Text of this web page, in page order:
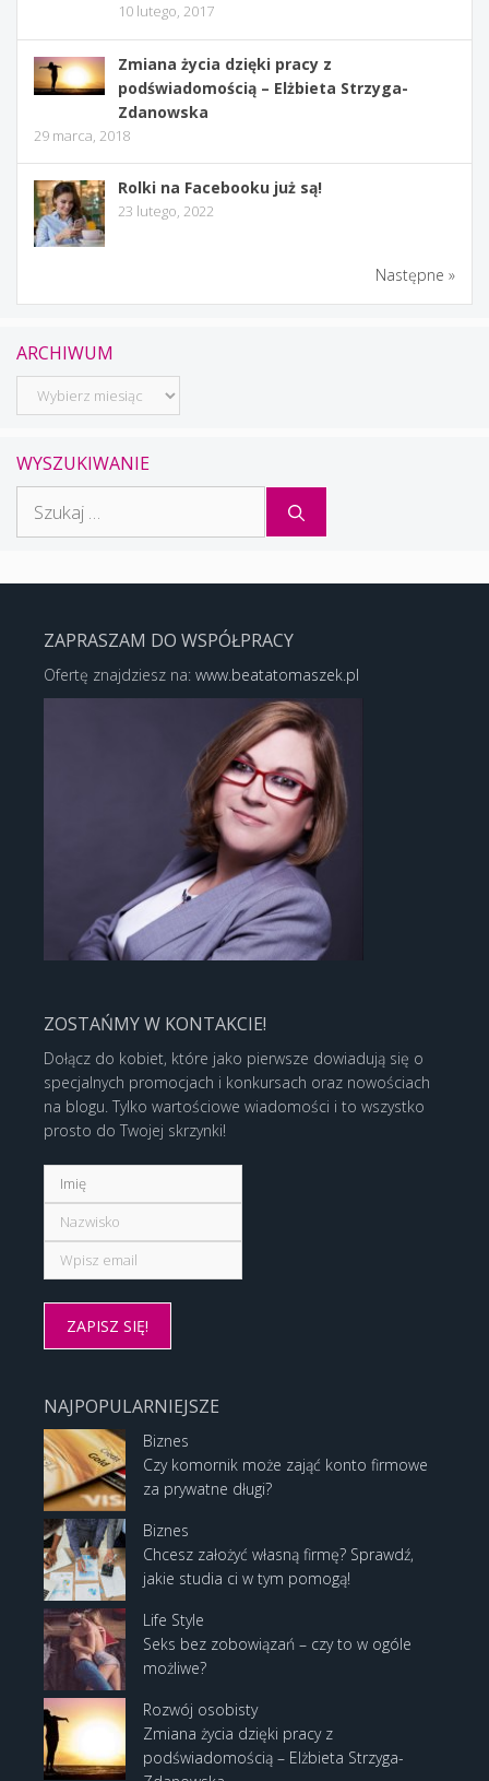
10 lutego, 2017
Zmiana życia dzięki pracy z
podświadomością – Elżbieta Strzyga-
Zdanowska
29 marca, 2018
Rolki na Facebooku już są!
23 lutego, 2022
Następne »
ARCHIWUM
Archiwum
WYSZUKIWANIE
ZAPRASZAM DO WSPÓŁPRACY
Ofertę znajdziesz na: www.beatatomaszek.pl
ZOSTAŃMY W KONTAKCIE!
Dołącz do kobiet, które jako pierwsze dowiadują się o
specjalnych promocjach i konkursach oraz nowościach
na blogu. Tylko wartościowe wiadomości i to wszystko
prosto do Twojej skrzynki!
NAJPOPULARNIEJSZE
Biznes
Czy komornik może zająć konto firmowe
za prywatne długi?
Biznes
Chcesz założyć własną firmę? Sprawdź,
jakie studia ci w tym pomogą!
Life Style
Seks bez zobowiązań – czy to w ogóle
możliwe?
Rozwój osobisty
Zmiana życia dzięki pracy z
podświadomością – Elżbieta Strzyga-